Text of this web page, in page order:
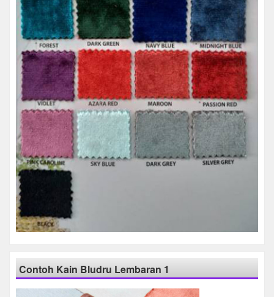
Contoh Kain Bludru Lembaran 1